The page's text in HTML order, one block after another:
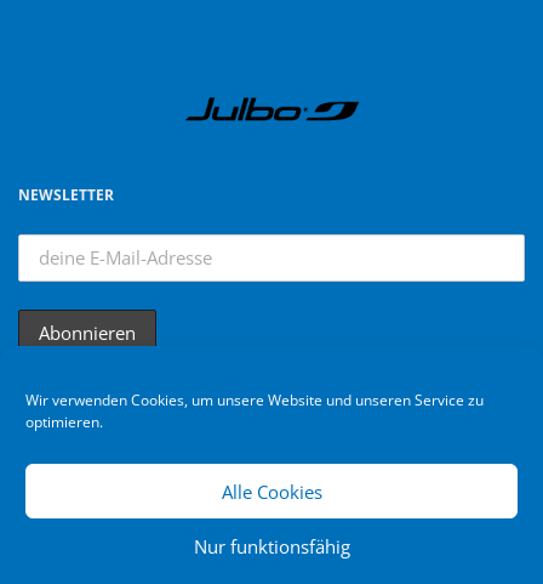
Wir verwenden Cookies, um unsere Website und unseren Service zu
optimieren.
Alle Cookies
Nur funktionsfähig
NEWSLETTER
Bikebuebe © 2024. All rights reserved